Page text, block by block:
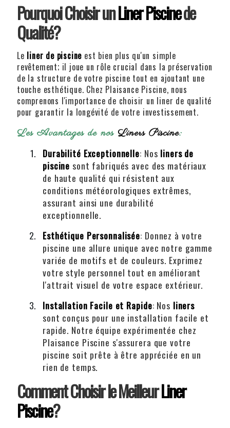
Pourquoi Choisir unLiner Piscinede
Qualité?
Le liner de piscine est bien plus qu'un simple
revêtement; il joue un rôle crucial dans la préservation
de la structure de votre piscine tout en ajoutant une
touche esthétique. Chez Plaisance Piscine, nous
comprenons l'importance de choisir un liner de qualité
pour garantir la longévité de votre investissement.
Les Avantages de nos Liners Piscine:
Durabilité Exceptionnelle: Nos liners de
piscine sont fabriqués avec des matériaux
de haute qualité qui résistent aux
conditions météorologiques extrêmes,
assurant ainsi une durabilité
exceptionnelle.
Esthétique Personnalisée: Donnez à votre
piscine une allure unique avec notre gamme
variée de motifs et de couleurs. Exprimez
votre style personnel tout en améliorant
l'attrait visuel de votre espace extérieur.
Installation Facile et Rapide: Nos liners
sont conçus pour une installation facile et
rapide. Notre équipe expérimentée chez
Plaisance Piscine s'assurera que votre
piscine soit prête à être appréciée en un
rien de temps.
Comment Choisir le MeilleurLiner
Piscine?